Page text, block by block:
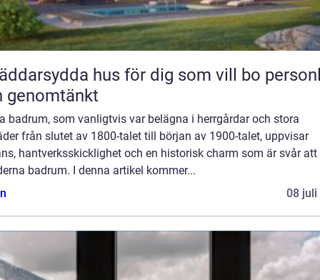
hus för dig som vill bo
genomtänkt
badrum, som vanligtvis var belägna i herrgårdar och stora
från slutet av 1800-talet till början av 1900-talet, uppvisar
hantverksskicklighet och en historisk charm som är svår
badrum. I denna artikel kommer...
08 juli